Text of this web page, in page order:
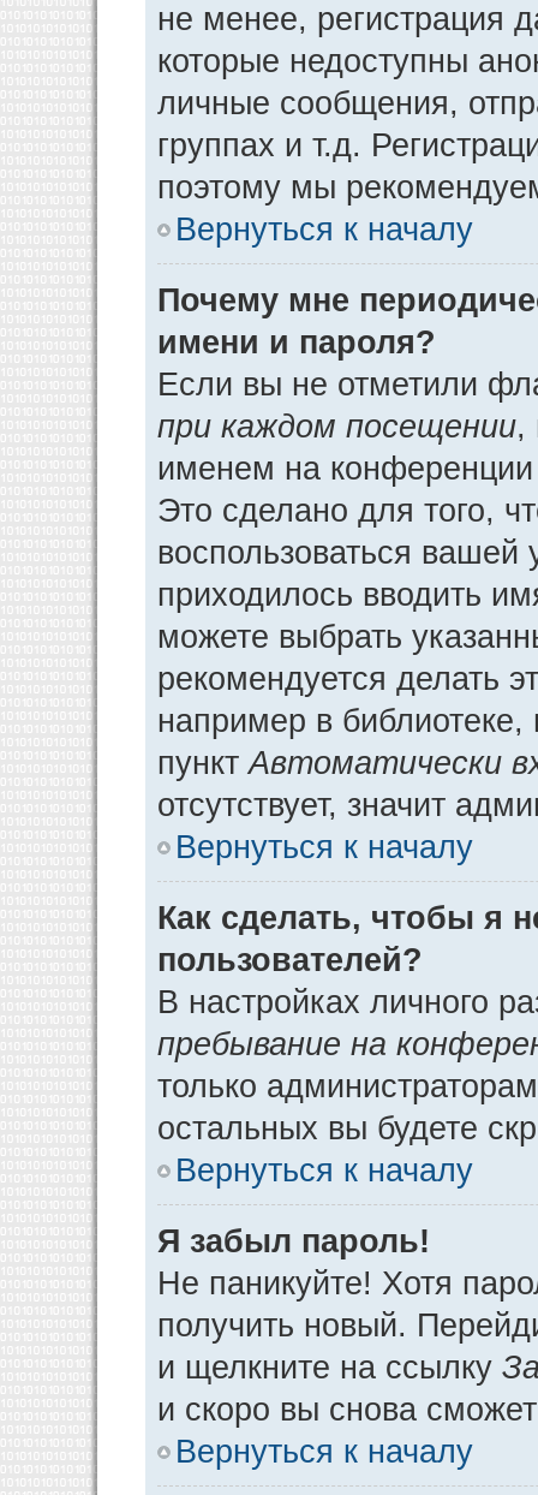
не менее, регистрация
которые недоступны
личные сообщения,
группах и т.д.
поэтому мы
Вернуться к началу
Почему мне
имени и пароля?
Если вы не отметили
при каждом посещении,
именем на конференции
Это сделано для того,
воспользоваться
приходилось вводить
можете выбрать
рекомендуется делать
например в библиотеке,
пунктАвтоматически
отсутствует, значит
Вернуться к началу
Как сделать, чтобы я
пользователей?
В настройках личного
пребывание на
только
остальных вы будете
Вернуться к началу
Я забыл пароль!
Не паникуйте! Хотя
получить новый.
и щелкните на ссылку
и скоро вы снова
Вернуться к началу